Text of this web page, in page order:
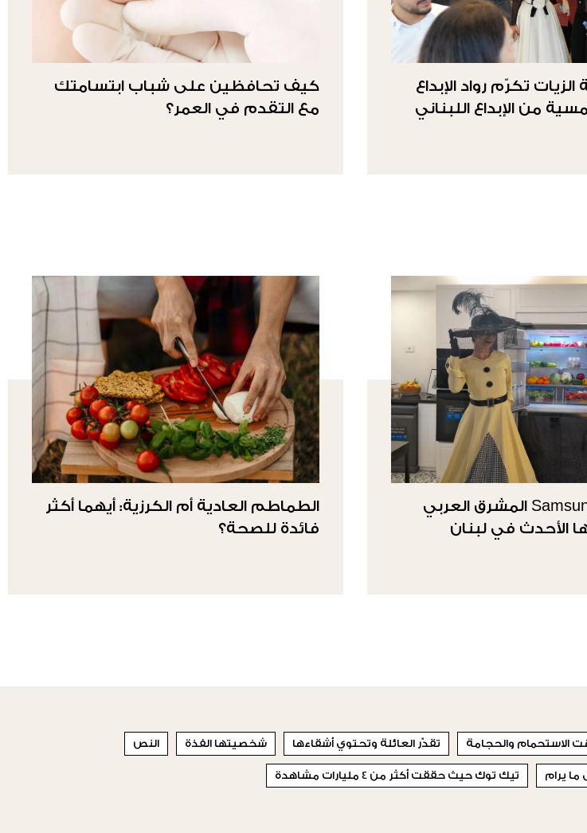
الزيات تكرّم رواد الإبداع
من الإبداع اللبناني
كيف تحافظين على شباب ابتسامتك
مع التقدم في العمر؟
Samsung Electronics المشرق العربي
الأحدث في لبنان
الطماطم العادية أم الكرزية: أيهما أكثر
فائدة للصحة؟
الاستحمام والحجامة تقدّر العائلة وتحتوي أشقاءها شخصيتها الفذة النص
يرام تيك توك حيث حققت أكثر من 4 مليارات مشاهدة